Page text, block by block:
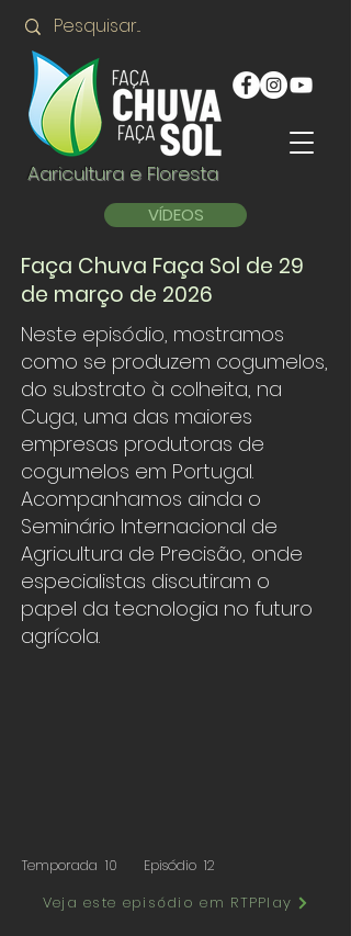
Agricultura e Floresta
VÍDEOS
Faça Chuva Faça Sol de 29
de março de 2026
Neste episódio, mostramos
como se produzem cogumelos,
do substrato à colheita, na
Cuga, uma das maiores
empresas produtoras de
cogumelos em Portugal.
Acompanhamos ainda o
Seminário Internacional de
Agricultura de Precisão, onde
especialistas discutiram o
papel da tecnologia no futuro
agrícola.
Temporada 10 Episódio 12
Veja este episódio em RTPPlay